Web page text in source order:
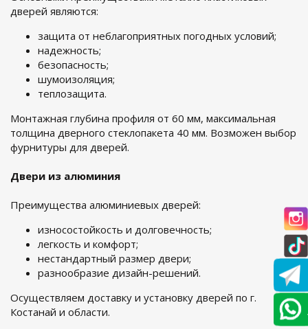
дверей являются:
защита от неблагоприятных погодных условий;
надежность;
безопасность;
шумоизоляция;
теплозащита.
Монтажная глубина профиля от 60 мм, максимальная
толщина дверного стеклопакета 40 мм. Возможен выбор
фурнитуры для дверей.
Двери из алюминия
Преимущества алюминиевых дверей:
износостойкость и долговечность;
легкость и комфорт;
нестандартный размер двери;
разнообразие дизайн-решений.
Осуществляем доставку и установку дверей по г.
Костанай и области.